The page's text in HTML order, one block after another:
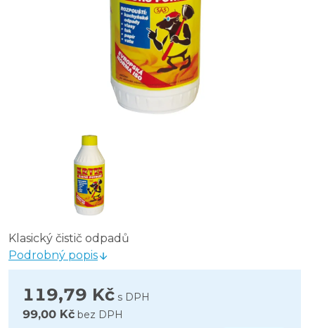
Klasický čistič odpadů
Podrobný popis
119,79 Kč s DPH
99,00 Kč bez DPH